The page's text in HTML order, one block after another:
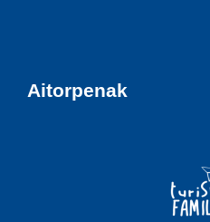
Aitorpenak